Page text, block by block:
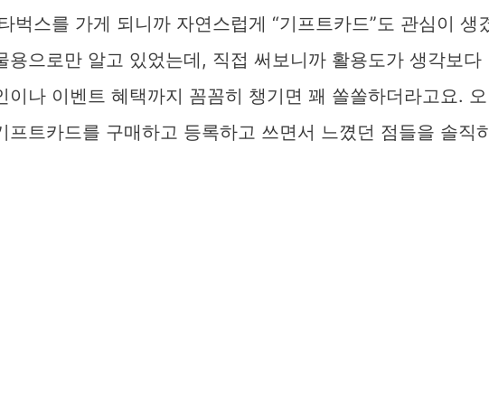
벅스를 가게 되니까 자연스럽게 “기프트카드”도 관심이 생
용으로만 알고 있었는데, 직접 써보니까 활용도가 생각보다
이나 이벤트 혜택까지 꼼꼼히 챙기면 꽤 쏠쏠하더라고요. 오
프트카드를 구매하고 등록하고 쓰면서 느꼈던 점들을 솔직